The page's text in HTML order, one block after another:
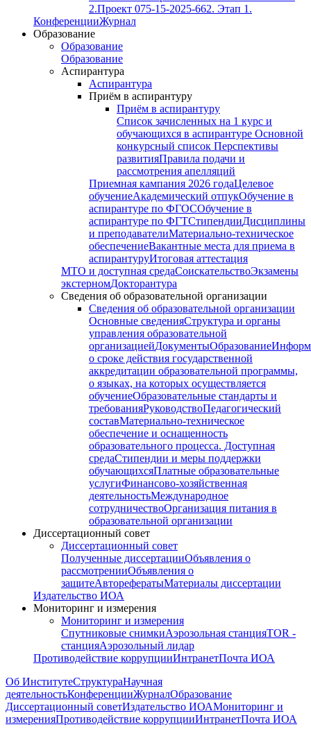
2.Проект 075-15-2025-662. Этап 1.
КонференцииЖурнал
Образование
Образование
Образование
Аспирантура
Аспирантура
Приём в аспирантуру
Приём в аспирантуру
Список зачисленных на 1 курс и
обучающихся в аспирантуре Основной
конкурсный список Перспективы
развитияПравила подачи и
рассмотрения апелляций
Приемная кампания 2026 годаЦелевое
обучениеАкадемический отпукОбучение в
аспирантуре по ФГОСОбучение в
аспирантуре по ФГТСтипендииДисциплины
и преподавателиМатериально-техническое
обеспечениеВакантные места для приема в
аспирантуруИтоговая аттестация
МТО и доступная средаСоискательствоЭкзамены
экстерномДокторантура
Сведения об образовательной организации
Сведения об образовательной организации
Основные сведенияСтруктура и органы
управления образовательной
организациейДокументыОбразование
о сроке действия государственной
аккредитации образовательной программы,
о языках, на которых осуществляется
обучениеОбразовательные стандарты и
требованияРуководствоПедагогический
составМатериально-техническое
обеспечение и оснащенность
образовательного процесса. Доступная
средаСтипендии и меры поддержки
обучающихсяПлатные образовательные
услугиФинансово-хозяйственная
деятельностьМеждународное
сотрудничествоОрганизация питания в
образовательной организации
Диссертационный совет
Диссертационный совет
Полученные диссертацииОбъявления о
рассмотренииОбъявления о
защитеАвторефератыМатериалы диссертации
Издательство ИОА
Мониторинг и измерения
Мониторинг и измерения
Спутниковые снимкиАэрозольная станцияTOR -
станцияАэрозольный лидар
Противодействие коррупцииИнтранетПочта ИОА
Об ИнститутеСтруктураНаучная
деятельностьКонференцииЖурналОбразование
Диссертационный советИздательство ИОАМониторинг и
измеренияПротиводействие коррупцииИнтранетПочта ИОА